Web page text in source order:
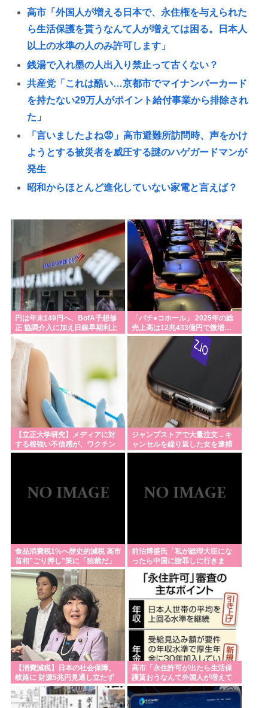
高市「外国人が増える日本で、永住権を与えられた
ら生活保護を貰うなんて人が増えては困る。日本人
以上の水準の人のみ許可します」
銭湯で入れ墨の人出入り禁止って古くない？
共産党「これは酷い…京都市でマイナンバーカード
を持たない29万人がポイント給付事業から排除され
た」
「言いましたよね😡」高市避難所訪問時、声をかけ
ようとする被災者を威圧する謎のハゲガードマンが
発生
昭和からほとんど進化していない家電と言えば？
救助法適用地域） 義援金5000万円寄付
乙武洋匡氏、「国によって僕を見た時の反応が全く
違う」 海外の路上で実感
韓国人「日本人の間で『女が破滅的な人生を送るの
をポルノのように楽しむ陰湿な趣味』が流行ってい
る」
38歳の兄が実家におるんやが、7年くらいニートしと
る。親が死んだ後の処理どうしよう
父親(31)、娘(11)をレ●プした男(20)を娘のティクトク
垢で自宅に誘い出し自助 2人とも逮捕
産経新聞が東北で新聞発行休止
産経新聞、東北で新聞発行休止へ
昭和天皇「耐えがたきをー耐え…」←これwww何で
素直に謝れねーの？？！？
してるクズが多いんだけどなんだお前ら
Powered by livedoor 相互RSS
円は年末149円へ、BofA予想修
正 協調介入に加え日銀早期利上
げ想定
「パチ●コホール」 2025年の総
売上高は12兆433億円で微増…
ホール経営法人数は10年間で半
減 黒字企業割合は5年ぶりに7割
【立正大学研究】メディアに対
する根強い不信感が、ワクチン
に関する陰謀論の形成につなが
ジャンプストアで大量注文→キ
ャンセルを繰り返した女を逮捕
「注文で欲求が満たされた」総
食品消費税1%へ歴史的減税 高市
首相”ごり押し”策に「独裁だ」
自民党内で不満くすぶる
前泊博盛氏「私が総理大臣にな
ったら中国に謝罪しに行きま
す」
【消費減税】日本の社会保障、
岐路に 財源5兆円見通し立たず
高市「永住許可が出たら生活保
護貰おうなんて外国人が増えて
は困る。日本人以上の水準のみ
許可」